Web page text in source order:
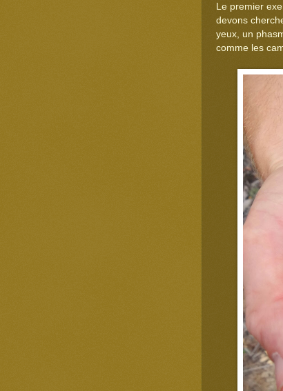
Le premier
devons
yeux, un
comme les